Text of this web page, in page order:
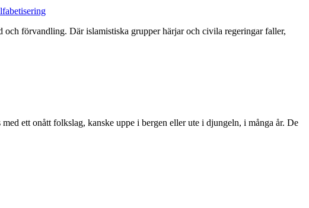
förvandling. Där islamistiska grupper härjar och civila regeringar faller,
ett onått folkslag, kanske uppe i bergen eller ute i djungeln, i många år. De